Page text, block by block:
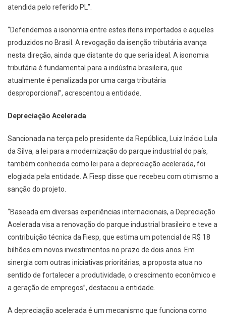
atendida pelo referido PL”.
“Defendemos a isonomia entre estes itens importados e aqueles
produzidos no Brasil. A revogação da isenção tributária avança
nesta direção, ainda que distante do que seria ideal. A isonomia
tributária é fundamental para a indústria brasileira, que
atualmente é penalizada por uma carga tributária
desproporcional”, acrescentou a entidade.
Depreciação Acelerada
Sancionada na terça pelo presidente da República, Luiz Inácio Lula
da Silva, a lei para a modernização do parque industrial do país,
também conhecida como lei para a depreciação acelerada, foi
elogiada pela entidade. A Fiesp disse que recebeu com otimismo a
sanção do projeto.
“Baseada em diversas experiências internacionais, a Depreciação
Acelerada visa a renovação do parque industrial brasileiro e teve a
contribuição técnica da Fiesp, que estima um potencial de R$ 18
bilhões em novos investimentos no prazo de dois anos. Em
sinergia com outras iniciativas prioritárias, a proposta atua no
sentido de fortalecer a produtividade, o crescimento econômico e
a geração de empregos”, destacou a entidade.
A depreciação acelerada é um mecanismo que funciona como